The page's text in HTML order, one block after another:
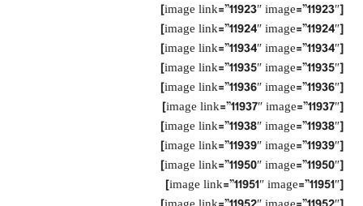
[image link=”11923″ image=”11923″]
[image link=”11924″ image=”11924″]
[image link=”11934″ image=”11934″]
[image link=”11935″ image=”11935″]
[image link=”11936″ image=”11936″]
[image link=”11937″ image=”11937″]
[image link=”11938″ image=”11938″]
[image link=”11939″ image=”11939″]
[image link=”11950″ image=”11950″]
[image link=”11951″ image=”11951″]